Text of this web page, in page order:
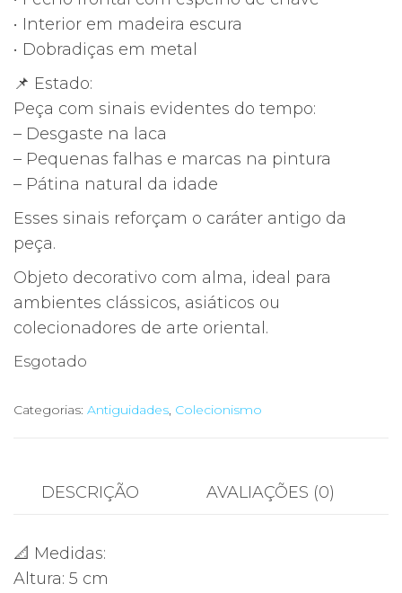
• Interior em madeira escura
• Dobradiças em metal
📌 Estado:
Peça com sinais evidentes do tempo:
– Desgaste na laca
– Pequenas falhas e marcas na pintura
– Pátina natural da idade
Esses sinais reforçam o caráter antigo da
peça.
Objeto decorativo com alma, ideal para
ambientes clássicos, asiáticos ou
colecionadores de arte oriental.
Esgotado
Categorias: Antiguidades, Colecionismo
DESCRIÇÃO AVALIAÇÕES (0)
📐 Medidas:
Altura: 5 cm